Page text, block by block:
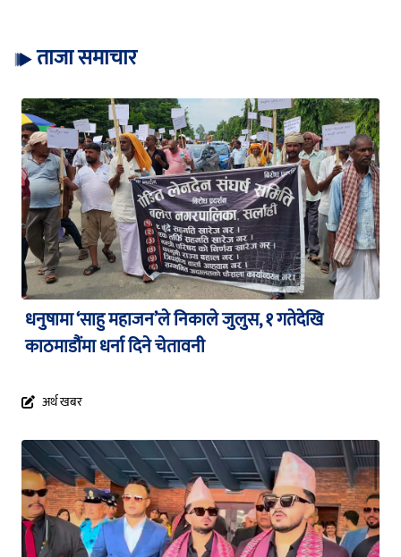
ताजा समाचार
धनुषामा ‘साहु महाजन’ले निकाले जुलुस, १ गतेदेखि
काठमाडौंमा धर्ना दिने चेतावनी
अर्थ खबर